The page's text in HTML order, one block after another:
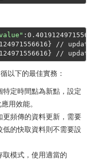
//
以下的最佳實務：
定時間點為新點，設定
用效能。
頻傳的資料更新，需要
的快取資料則不需要設
模式，使用適當的